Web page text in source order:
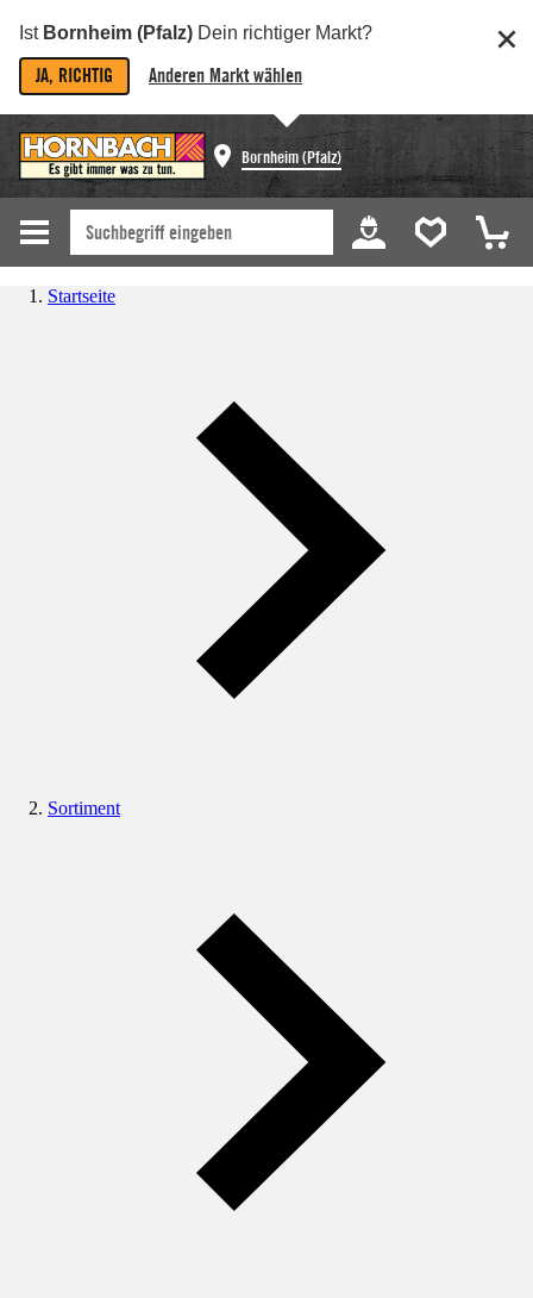
Ist Bornheim (Pfalz) Dein richtiger Markt?
JA, RICHTIG Anderen Markt wählen
Bornheim (Pfalz)
Startseite
Sortiment